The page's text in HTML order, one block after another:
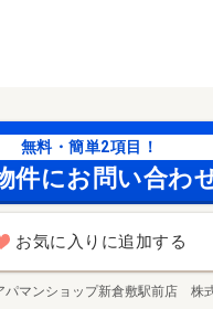
年未満／１ヶ月 保証
初回保証料：２７，５
オンライン接客 ＆ 現
ーカー各社取扱い★初期
加盟団体名：（一社）
国地区不動産公正取引協
無料・簡単2項目！
件にお問い合わ
お気に入りに追加する
パマンショップ新倉敷駅前店 株